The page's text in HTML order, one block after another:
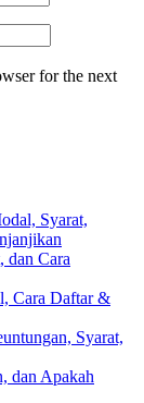
for the next
Syarat,
dan Cara
Cara Daftar &
Syarat,
dan Apakah